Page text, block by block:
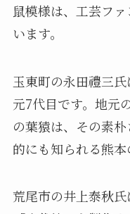
鼠模様は、工芸フ
います。
玉東町の永田禮三
元7代目です。地元
の葉猿は、その素
的にも知られる熊本
荒尾市の井上泰秋